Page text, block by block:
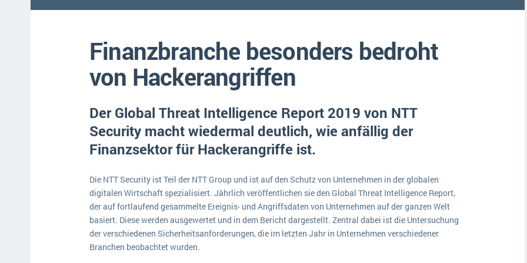
Funktionalitäten
Kosten
Medien
Produktion
MEHR ÜBER ERP-SOFTWARE
Finanzbranche besonders bedroht
von Hackerangriffen
Der Global Threat Intelligence Report 2019 von NTT
Security macht wiedermal deutlich, wie anfällig der
Finanzsektor für Hackerangriffe ist.
Die NTT Security ist Teil der NTT Group und ist auf den Schutz von Unternehmen in der globalen
digitalen Wirtschaft spezialisiert. Jährlich veröffentlichen sie den Global Threat Intelligence Report,
der auf fortlaufend gesammelte Ereignis- und Angriffsdaten von Unternehmen auf der ganzen Welt
basiert. Diese werden ausgewertet und in dem Bericht dargestellt. Zentral dabei ist die Untersuchung
der verschiedenen Sicherheitsanforderungen, die im letzten Jahr in Unternehmen verschiedener
Branchen beobachtet wurden.